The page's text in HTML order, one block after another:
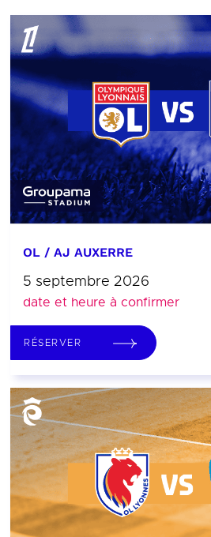
OL / AJ AUXERRE
5 septembre 2026
date et heure à confirmer
RÉSERVER